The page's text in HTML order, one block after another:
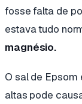
fosse falta de
estava tudo
magnésio.
O sal de Epsom
altas pode